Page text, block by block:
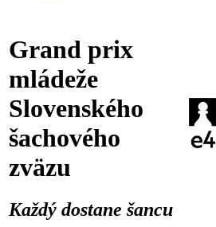
Grand prix
mládeže
Slovenského
šachového
zväzu
Každý dostane šancu